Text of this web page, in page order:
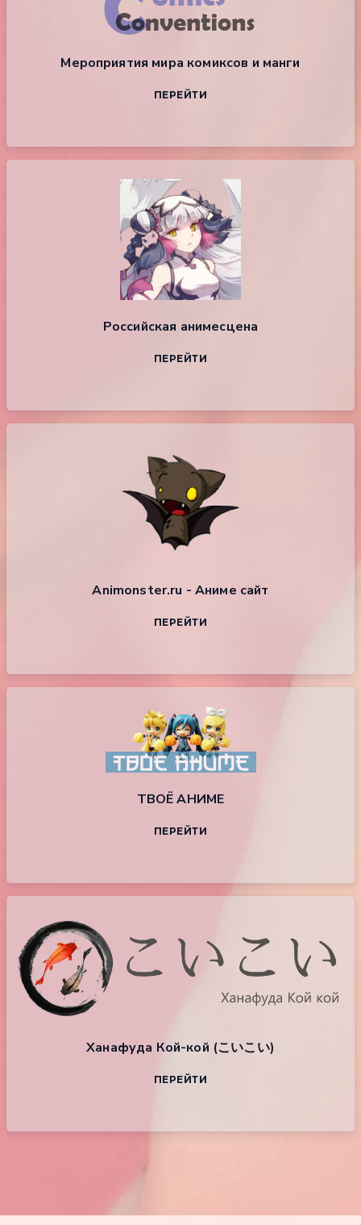
Мероприятия мира комиксов и манги
ПЕРЕЙТИ
Российская анимесцена
ПЕРЕЙТИ
Animonster.ru - Аниме сайт
ПЕРЕЙТИ
ТВОЁ АНИМЕ
ПЕРЕЙТИ
Ханафуда Кой-кой (こいこい)
ПЕРЕЙТИ